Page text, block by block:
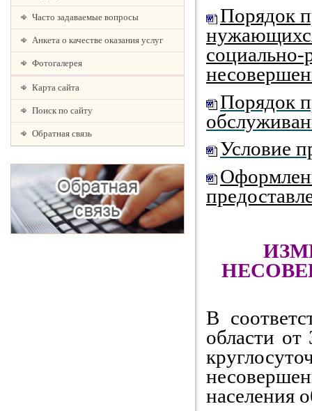
Часто задаваемые вопросы
Анкета о качестве оказания услуг
Фотогалерея
Карта сайта
Поиск по сайту
Обратная связь
Порядок
Порядок
Условие
В
области